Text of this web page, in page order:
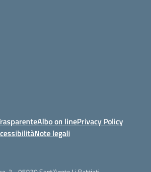
Albo on linePrivacy Policy
Note legali